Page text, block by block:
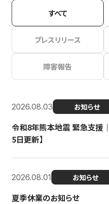
すべて
プレスリリース
障害報告
2026.08.03 お知らせ
令和8年熊本地震 緊急支援
5日更新】
2026.08.01 お知らせ
夏季休業のお知らせ